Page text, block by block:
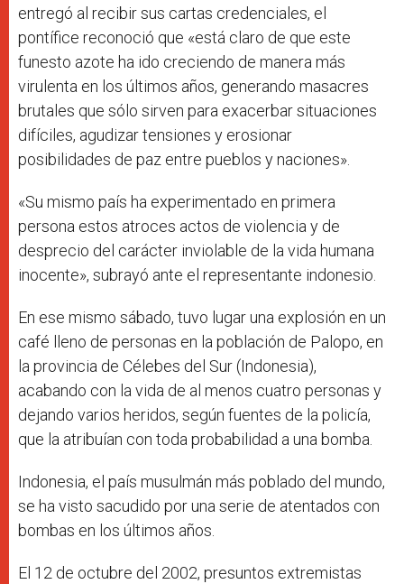
entregó al recibir sus cartas credenciales, el
pontífice reconoció que «está claro de que este
funesto azote ha ido creciendo de manera más
virulenta en los últimos años, generando masacres
brutales que sólo sirven para exacerbar situaciones
difíciles, agudizar tensiones y erosionar
posibilidades de paz entre pueblos y naciones».
«Su mismo país ha experimentado en primera
persona estos atroces actos de violencia y de
desprecio del carácter inviolable de la vida humana
inocente», subrayó ante el representante indonesio.
En ese mismo sábado, tuvo lugar una explosión en un
café lleno de personas en la población de Palopo, en
la provincia de Célebes del Sur (Indonesia),
acabando con la vida de al menos cuatro personas y
dejando varios heridos, según fuentes de la policía,
que la atribuían con toda probabilidad a una bomba.
Indonesia, el país musulmán más poblado del mundo,
se ha visto sacudido por una serie de atentados con
bombas en los últimos años.
El 12 de octubre del 2002, presuntos extremistas